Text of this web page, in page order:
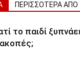
ΠΕΡΙΣΣΟΤΕΡΑ
το παιδί